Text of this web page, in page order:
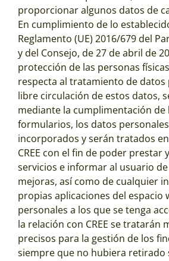
proporcionar algunos datos de
En cumplimiento de lo
Reglamento (UE) 2016/679 del
y del Consejo, de 27 de abril de
protección de las personas
respecta al tratamiento de datos
libre circulación de estos datos,
mediante la cumplimentación de
formularios, los datos
incorporados y serán tratados
CREE con el fin de poder prestar
servicios e informar al usuario
mejoras, así como de cualquier
propias aplicaciones del espacio
personales a los que se tenga
la relación con CREE se tratarán
precisos para la gestión de los
siempre que no hubiera retirado